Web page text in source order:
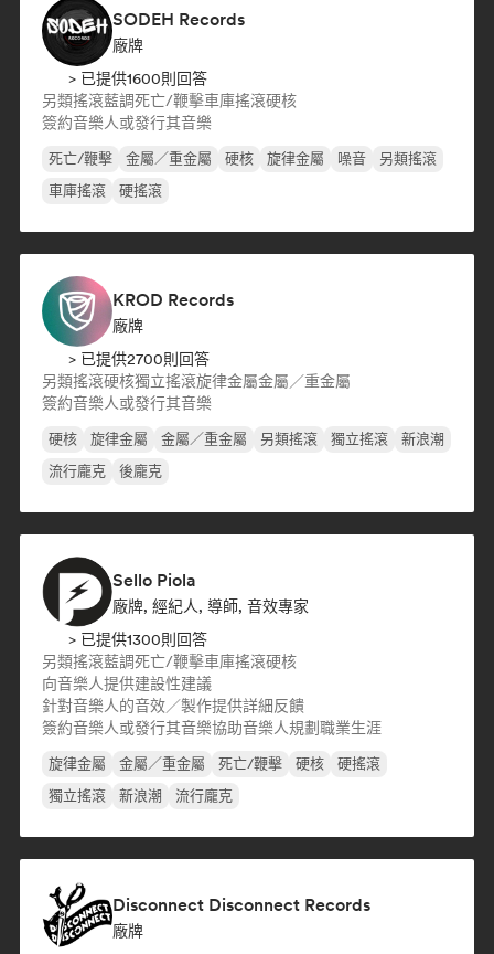
SODEH Records
廠牌
> 已提供1600則回答
另類搖滾藍調死亡/鞭擊車庫搖滾硬核
簽約音樂人或發行其音樂
死亡/鞭擊 金屬／重金屬 硬核 旋律金屬 噪音
另類搖滾
車庫搖滾
硬搖滾
KROD Records
廠牌
> 已提供2700則回答
另類搖滾硬核獨立搖滾旋律金屬金屬／重金屬
簽約音樂人或發行其音樂
硬核 旋律金屬 金屬／重金屬 另類搖滾 獨立搖滾
新浪潮
流行龐克
後龐克
Sello Piola
廠牌, 經紀人, 導師, 音效專家
> 已提供1300則回答
另類搖滾藍調死亡/鞭擊車庫搖滾硬核
向音樂人提供建設性建議
針對音樂人的音效／製作提供詳細反饋
簽約音樂人或發行其音樂協助音樂人規劃職業生涯
旋律金屬 金屬／重金屬 死亡/鞭擊 硬核
硬搖滾
獨立搖滾
新浪潮 流行龐克
Disconnect Disconnect Records
廠牌